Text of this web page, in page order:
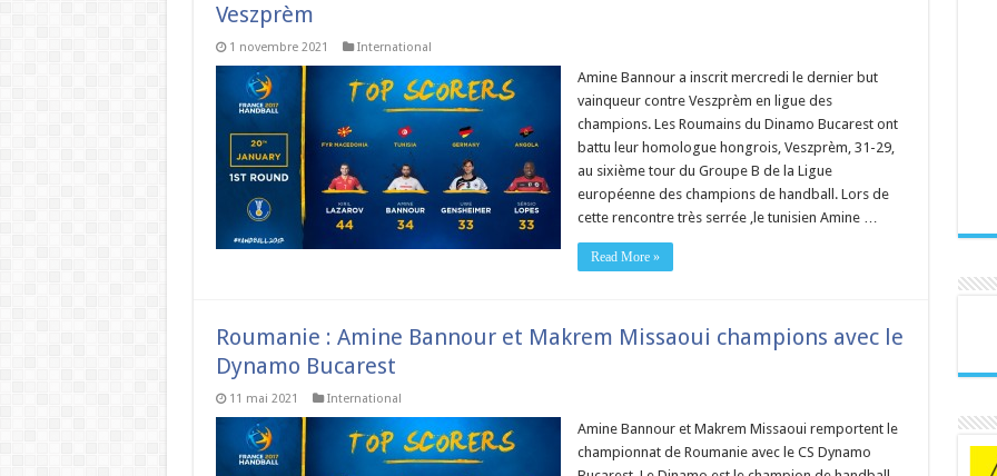
Veszprèm
1 novembre 2021 International
Amine Bannour a inscrit mercredi le dernier but
vainqueur contre Veszprèm en ligue des
champions. Les Roumains du Dinamo Bucarest ont
battu leur homologue hongrois, Veszprèm, 31-29,
au sixième tour du Groupe B de la Ligue
européenne des champions de handball. Lors de
cette rencontre très serrée ,le tunisien Amine …
Read More »
Roumanie : Amine Bannour et Makrem Missaoui champions avec le
Dynamo Bucarest
11 mai 2021 International
Amine Bannour et Makrem Missaoui remportent le
championnat de Roumanie avec le CS Dynamo